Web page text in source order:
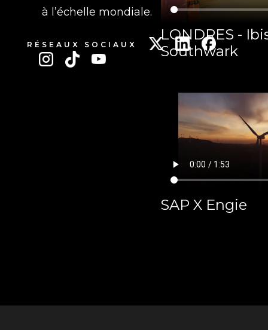
à l’échelle mondiale.
RÉSEAUX SOCIAUX
LONDRES -
Southwark
SAP X Engie